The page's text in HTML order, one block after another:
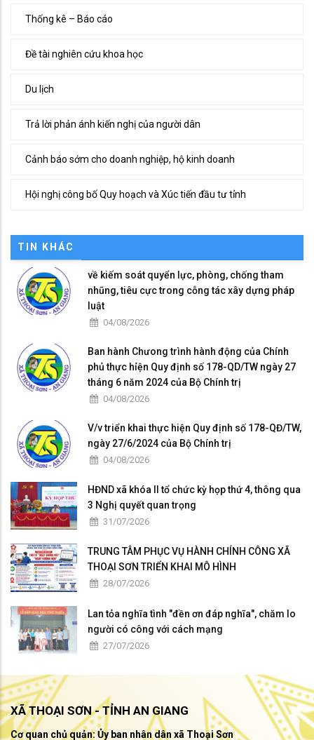
Thống kê – Báo cáo
Đề tài nghiên cứu khoa học
Du lịch
Trả lời phản ánh kiến nghị của người dân
Cảnh báo sớm cho doanh nghiệp, hộ kinh doanh
Hội nghị công bố Quy hoạch và Xúc tiến đầu tư tỉnh
TIN KHÁC
về kiếm soát quyển lực, phòng, chống tham
nhũng, tiêu cực trong cỗng tác xây dựng pháp
luật
04/08/2026
Ban hành Chưong trình hành động của Chính
phủ thực hỉện Quy định số 178-QD/TW ngày 27
tháng 6 năm 2024 của Bộ Chính trị
04/08/2026
V/v triển khai thực hiện Quy định số 178-QĐ/TW,
ngày 27/6/2024 của Bộ Chính trị
04/08/2026
HĐND xã khóa II tổ chức kỳ họp thứ 4, thông qua
3 Nghị quyết quan trọng
31/07/2026
TRUNG TÂM PHỤC VỤ HÀNH CHÍNH CÔNG XÃ
THOẠI SƠN TRIỂN KHAI MÔ HÌNH
28/07/2026
Lan tỏa nghĩa tình "đền ơn đáp nghĩa", chăm lo
người có công với cách mạng
27/07/2026
XÃ THOẠI SƠN - TỈNH AN GIANG
Cơ quan chủ quản: Ủy ban nhân dân xã Thoại Sơn